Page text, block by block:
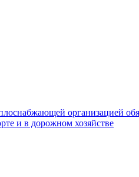
организацией
и в дорожном хозяйстве